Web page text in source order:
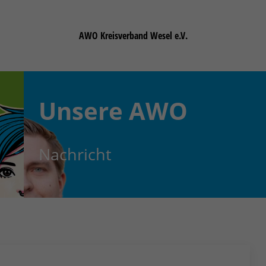
AWO Kreisverband Wesel e.V.
Unsere AWO
Nachricht